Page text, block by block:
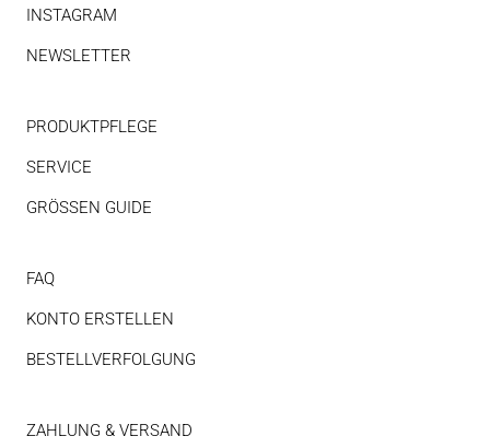
INSTAGRAM
NEWSLETTER
PRODUKTPFLEGE
SERVICE
GRÖSSEN GUIDE
FAQ
KONTO ERSTELLEN
BESTELLVERFOLGUNG
ZAHLUNG & VERSAND